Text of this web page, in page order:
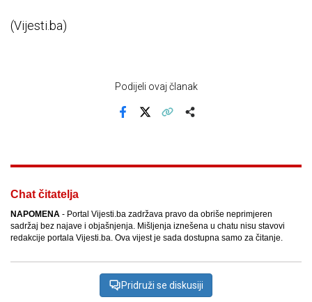
(Vijesti.ba)
Podijeli ovaj članak
Facebook
Chat čitatelja
NAPOMENA - Portal Vijesti.ba zadržava pravo da obriše neprimjeren
sadržaj bez najave i objašnjenja. Mišljenja iznešena u chatu nisu stavovi
redakcije portala Vijesti.ba. Ova vijest je sada dostupna samo za čitanje.
Pridruži se diskusiji